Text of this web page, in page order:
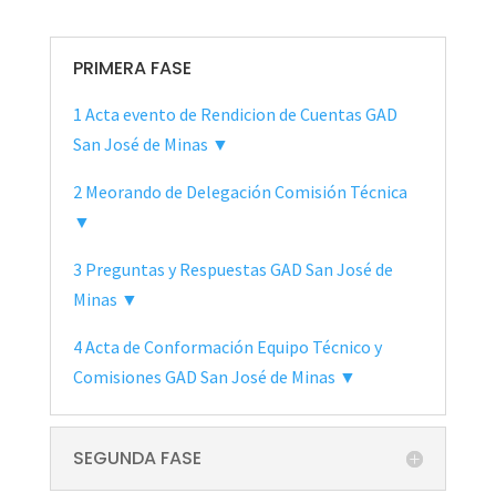
PRIMERA FASE
1 Acta evento de Rendicion de Cuentas GAD
San José de Minas ▼
2 Meorando de Delegación Comisión Técnica
▼
3 Preguntas y Respuestas GAD San José de
Minas ▼
4 Acta de Conformación Equipo Técnico y
Comisiones GAD San José de Minas ▼
SEGUNDA FASE